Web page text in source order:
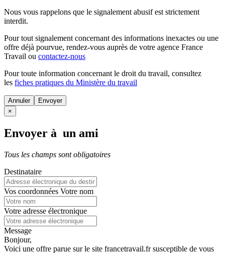
Nous vous rappelons que le signalement abusif est strictement
interdit.
Pour tout signalement concernant des informations inexactes ou une
offre déjà pourvue, rendez-vous auprès de votre agence France
Travail ou contactez-nous
Pour toute information concernant le droit du travail, consultez
les fiches pratiques du Ministère du travail
Annuler
×
Envoyer à un ami
Tous les champs sont obligatoires
Destinataire
Vos coordonnées Votre nom
Votre adresse électronique
Message
Bonjour,
Voici une offre parue sur le site francetravail.fr susceptible de vous